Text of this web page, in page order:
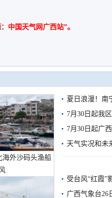
中国天气网广西站”。
海外沙码头渔船
夏日浪漫！南
7月30日起我
7月30日起广
天气实况和未
受台风“红霞”
有较强降雨
广西气象台26